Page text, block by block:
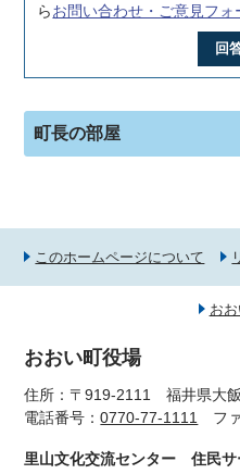
らお問い合わせ・ご意見フォ
回
町長の部屋
このホームページについて
お
おおい町役場
住所：〒919-2111 福井県大
電話番号：0770-77-1111 フ
里山文化交流センター 住民サ